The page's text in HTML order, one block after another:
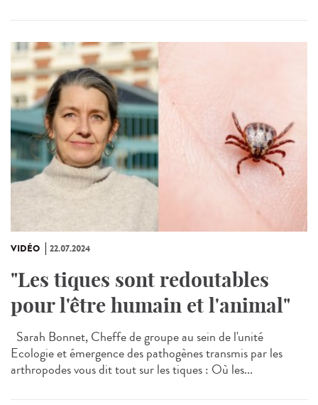
VIDÉO 22.07.2024
"Les tiques sont redoutables
pour l'être humain et l'animal"
Sarah Bonnet, Cheffe de groupe au sein de l'unité
Ecologie et émergence des pathogènes transmis par les
arthropodes vous dit tout sur les tiques : Où les...